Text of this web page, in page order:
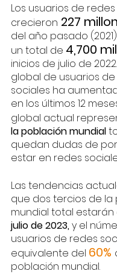
Los usuarios de
crecieron 227
del año pasado
un total de 4,700
inicios de julio de
global de usuarios
sociales ha
en los últimos 12
global actual
la población mundial
quedan dudas de
estar en redes
Las tendencias
que dos tercios de la
mundial total estarán
julio de 2023, y el
usuarios de redes
equivalente del 60%
población mundial.